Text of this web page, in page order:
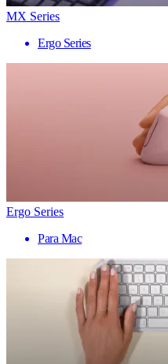
MX Series
Ergo Series
Ergo Series
Para Mac